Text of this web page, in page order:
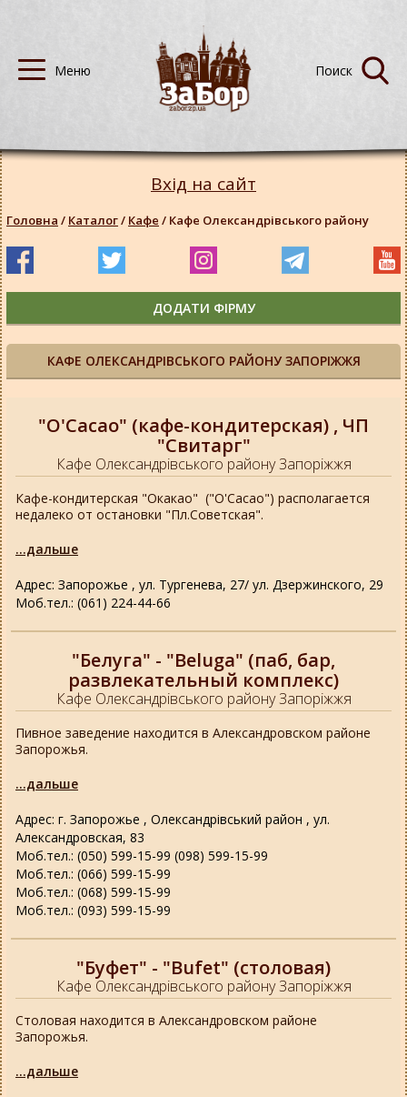
КАФЕ ОЛЕКСАНДРІВСЬКОГО РАЙОНУ ЗАПОРІЖЖЯ
"O'Cacao" (кафе-кондитерская) , ЧП
"Свитарг"
Кафе Олександрівського району Запоріжжя
Адрес: Запорожье , ул. Тургенева, 27/ ул. Дзержинского, 29
Моб.тел.: (061) 224-44-66
Кафе-кондитерская "Окакао" ("O'Cacao") располагается
недалеко от остановки "Пл.Советская".
...дальше
"Белуга" - "Beluga" (паб, бар,
развлекательный комплекс)
Кафе Олександрівського району Запоріжжя
Адрес: г. Запорожье , Олександрівський район , ул.
Александровская, 83
Моб.тел.: (050) 599-15-99 (098) 599-15-99
Моб.тел.: (066) 599-15-99
Моб.тел.: (068) 599-15-99
Моб.тел.: (093) 599-15-99
Пивное заведение находится в Александровском районе
Запорожья.
...дальше
"Буфет" - "Bufet" (столовая)
Кафе Олександрівського району Запоріжжя
Столовая находится в Александровском районе
Запорожья.
...дальше
Вхід на сайт
Головна / Каталог/ Кафе / Кафе Олександрівського району
ДОДАТИ ФІРМУ